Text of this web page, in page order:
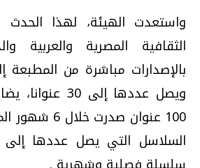
واستعدت الهيئة، لهذا الحدث
الثقافية المصرية والعربية
بالإصدارات مباشرة من
ويصل عددها إلى
100 عنوان